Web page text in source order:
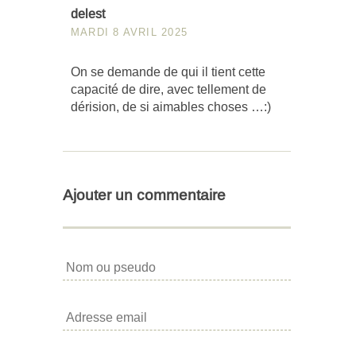
delest
MARDI 8 AVRIL 2025
On se demande de qui il tient cette
capacité de dire, avec tellement de
dérision, de si aimables choses …:)
Ajouter un commentaire